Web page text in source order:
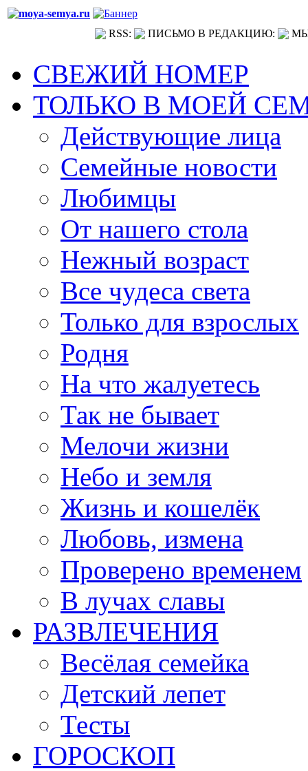
RSS: ПИСЬМО В РЕДАКЦИЮ:
СВЕЖИЙ НОМЕР
ТОЛЬКО В МОЕЙ
Действующие лица
Семейные новости
Любимцы
От нашего стола
Нежный возраст
Все чудеса света
Только для взрослых
Родня
На что жалуетесь
Так не бывает
Мелочи жизни
Небо и земля
Жизнь и кошелёк
Любовь, измена
Проверено временем
В лучах славы
РАЗВЛЕЧЕНИЯ
Весёлая семейка
Детский лепет
Тесты
ГОРОСКОП